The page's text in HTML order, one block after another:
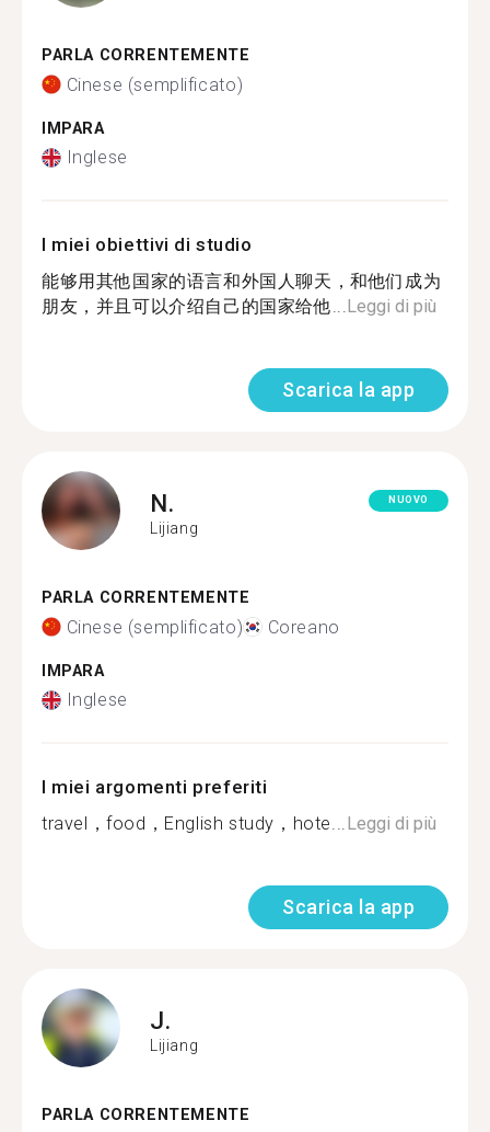
PARLA CORRENTEMENTE
Cinese (semplificato)
IMPARA
Inglese
I miei obiettivi di studio
能够用其他国家的语言和外国人聊天，和他们成为
朋友，并且可以介绍自己的国家给他...Leggi di più
Scarica la app
N.
Lijiang
NUOVO
PARLA CORRENTEMENTE
Cinese (semplificato) Coreano
IMPARA
Inglese
I miei argomenti preferiti
travel，food，English study，hote...Leggi di più
Scarica la app
J.
Lijiang
PARLA CORRENTEMENTE